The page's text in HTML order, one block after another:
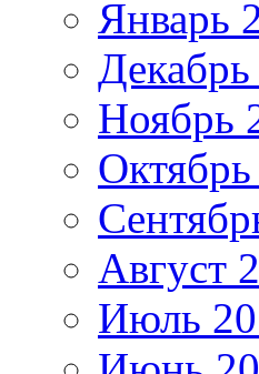
Январь
Ноябрь
Август
Июль